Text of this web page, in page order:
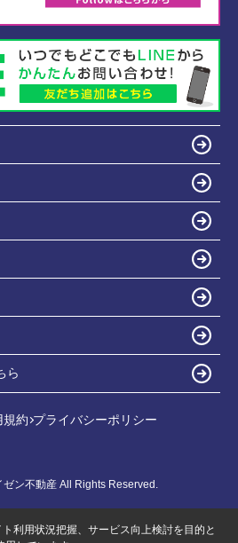
ら
規約 プライバシーポリシー
ン不動産 All Rights Reserved.
利用状況把握、サービス向上検討を目的と